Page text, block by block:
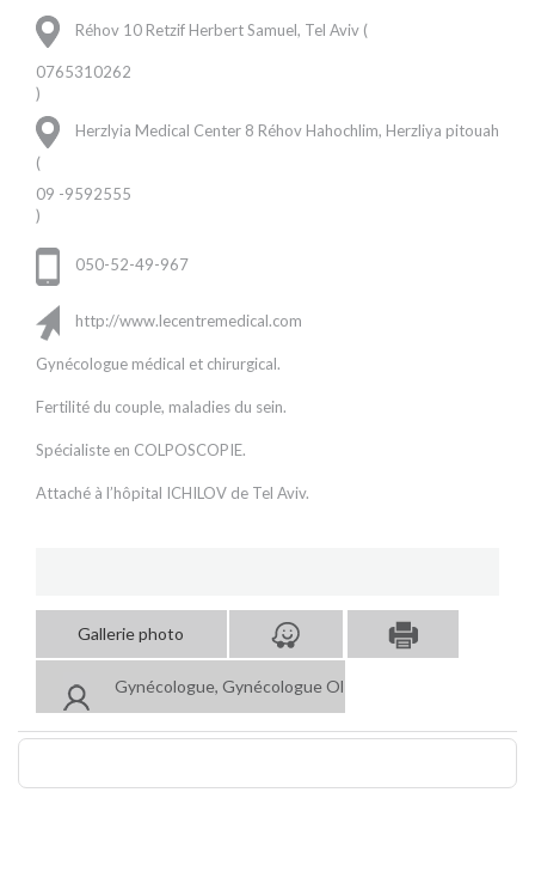
Réhov 10 Retzif Herbert Samuel, Tel Aviv (
0765310262
)
Herzlyia Medical Center 8 Réhov Hahochlim, Herzliya pitouah
(
09 -9592555
)
050-52-49-967
http://www.lecentremedical.com
Gynécologue médical et chirurgical.
Fertilité du couple, maladies du sein.
Spécialiste en COLPOSCOPIE.
Attaché à l’hôpital ICHILOV de Tel Aviv.
Gallerie photo
Gynécologue, Gynécologue Obstétricien